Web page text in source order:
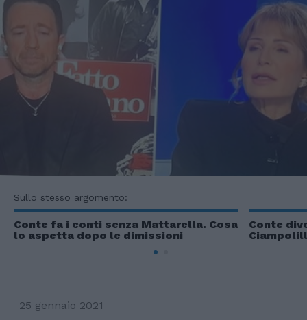
Sullo stesso argomento:
Conte fa i conti senza Mattarella. Cosa
lo aspetta dopo le dimissioni
Conte
25 gennaio 2021